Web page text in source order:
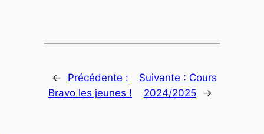
←
Précédente :
Bravo les jeunes !
Suivante : Cours
2024/2025
→